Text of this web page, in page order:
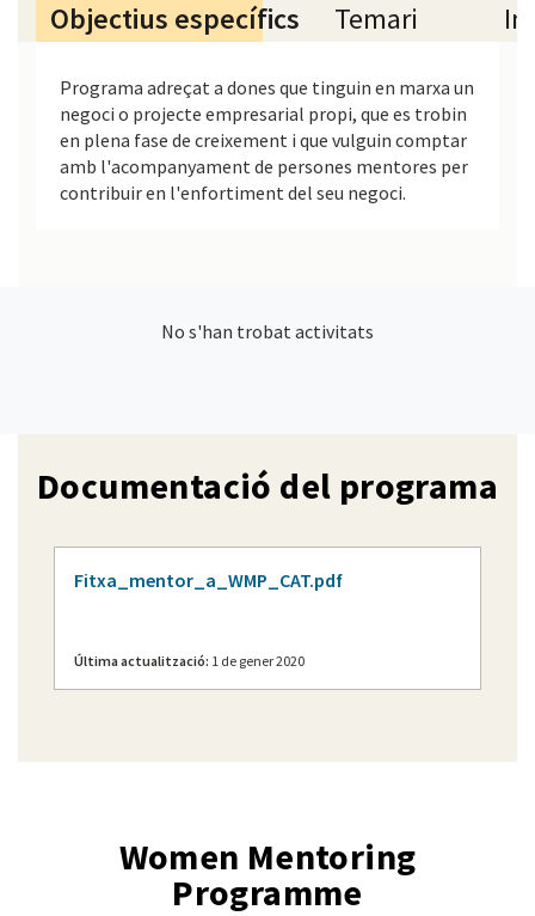
Objectius específics Temari
Programa adreçat a dones que tinguin en marxa un
negoci o projecte empresarial propi, que es trobin
en plena fase de creixement i que vulguin comptar
amb l'acompanyament de persones mentores per
contribuir en l'enfortiment del seu negoci.
No s'han trobat activitats
Documentació del programa
Fitxa_mentor_a_WMP_CAT.pdf
Última actualització: 1 de gener 2020
Women Mentoring
Programme